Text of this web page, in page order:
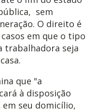
sem
O direito é
em que o tipo
trabalhadora seja
que "a
à disposição
em seu domicílio,